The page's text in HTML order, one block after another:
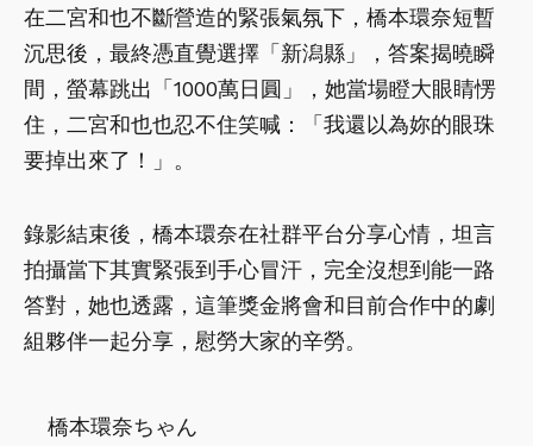
在二宮和也不斷營造的緊張氣氛下，橋本環奈短暫
沉思後，最終憑直覺選擇「新潟縣」，答案揭曉瞬
間，螢幕跳出「1000萬日圓」，她當場瞪大眼睛愣
住，二宮和也也忍不住笑喊：「我還以為妳的眼珠
要掉出來了！」。
錄影結束後，橋本環奈在社群平台分享心情，坦言
拍攝當下其實緊張到手心冒汗，完全沒想到能一路
答對，她也透露，這筆獎金將會和目前合作中的劇
組夥伴一起分享，慰勞大家的辛勞。
橋本環奈ちゃん